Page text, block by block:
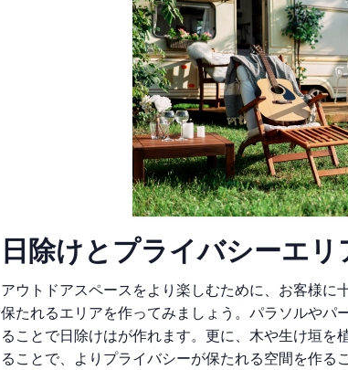
日除けとプライバシーエリ
アウトドアスペースをより楽しむために、お客様に
保たれるエリアを作ってみましょう。パラソルやパ
ることで日除けはが作れます。更に、木や生け垣を
ることで、よりプライバシーが保たれる空間を作る